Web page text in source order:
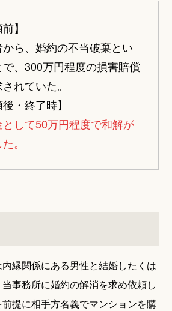
】
ら、婚約の不当破棄とい
で、300万円程度の損害賠償
れていた。
後・終了時】
して50万円程度で和解が
。
縁関係にある男性と結婚したくは
事務所に婚約の解消を求め依頼し
提に相手方名義でマンションを購